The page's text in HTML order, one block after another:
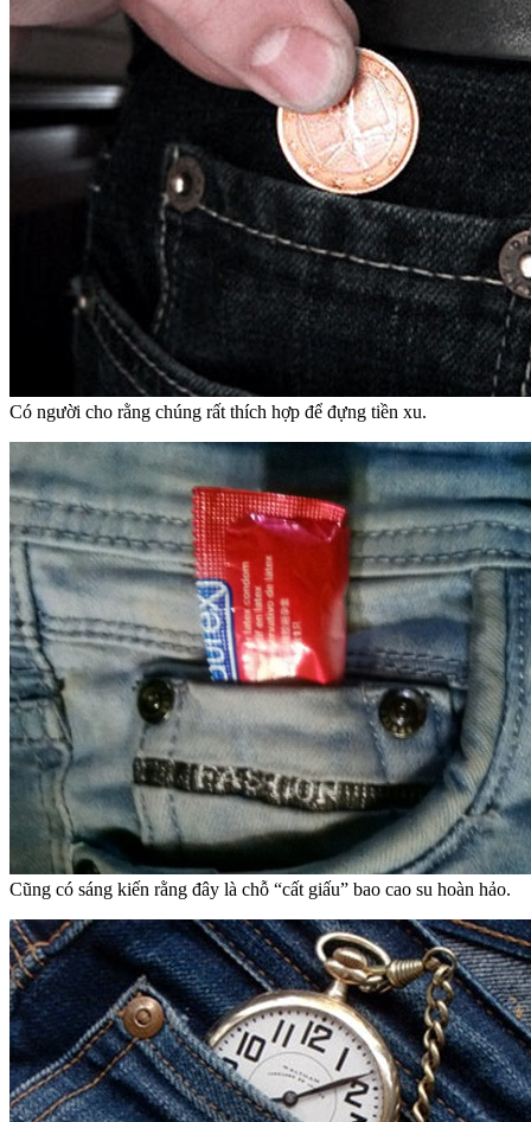
Có người cho rằng chúng rất thích hợp để đựng tiền xu.
Cũng có sáng kiến rằng đây là chỗ “cất giấu” bao cao su hoàn hảo.